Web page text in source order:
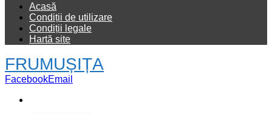
Acasă
Condiții de utilizare
Condiții legale
Hartă site
FRUMUȘIȚA
FacebookEmail